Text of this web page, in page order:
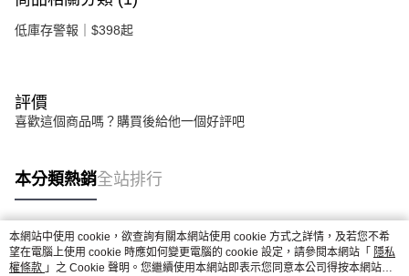
低庫存警報｜$398起
評價
喜歡這個商品嗎？購買後給他一個好評吧
本分類熱銷全站排行
熱門標籤
本網站中使用 cookie，欲查詢有關本網站使用 cookie 方式之詳情，及若您不希
望在電腦上使用 cookie 時應如何變更電腦的 cookie 設定，請參閱本網站「 隱私
權條款 」之 Cookie 聲明。您繼續使用本網站即表示您同意本公司得按本網站使